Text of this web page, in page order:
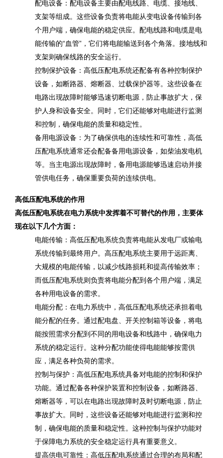
‌配电设备‌：配电设备主要由配电线路、电缆、接地线、
支架等组成。这些设备负责将电能从变电设备传输到各
个用户端，确保电能的稳定供应。配电线路和电缆是电
能传输的“血管”，它们将电能输送到各个角落。接地线和
支架则确保线路的安全运行。
‌控制保护设备‌：高低压配电系统还配备有各种控制保护
设备，如断路器、熔断器、过载保护器等。这些设备在
电路出现故障时能够迅速切断电源，防止事故扩大，保
护人身和设备安全。同时，它们还能够对电能进行监测
和控制，确保电能的质量和稳定性。
‌备用电源设备‌：为了确保供电的连续性和可靠性，高低
压配电系统通常还会配备备用电源设备，如柴油发电机
等。当主电源出现故障时，备用电源能够迅速启动并接
管供电任务，确保重要负荷的连续供电。
高低压配电系统的作用
高低压配电系统在电力系统中发挥着不可替代的作用，主要体
现在以下几个方面：
‌电能传输‌：高低压配电系统负责将电能从发电厂或输电
系统传输到最终用户。高压配电系统主要用于远距离、
大规模的电能传输，以减少线路损耗和提高传输效率；
而低压配电系统则负责将电能分配到各个用户端，满足
各种用电设备的需求。
‌电能分配‌：在电力系统中，高低压配电系统还承担着电
能分配的任务。通过配电盘、开关控制箱等设备，将电
能按照需求分配到不同的用电设备和线路中，确保电力
系统的稳定运行。这种分配功能使得电能能够按需供
应，满足各种负荷的需求。
‌控制与保护‌：高低压配电系统具备对电能的控制和保护
功能。通过配备各种保护装置和控制设备，如断路器、
熔断器等，可以在电路出现故障时及时切断电源，防止
事故扩大。同时，这些设备还能够对电能进行监测和控
制，确保电能的质量和稳定性。这种控制与保护功能对
于保障电力系统的安全稳定运行具有重要意义。
‌提高供电可靠性‌：高低压配电系统通过合理的布局和配